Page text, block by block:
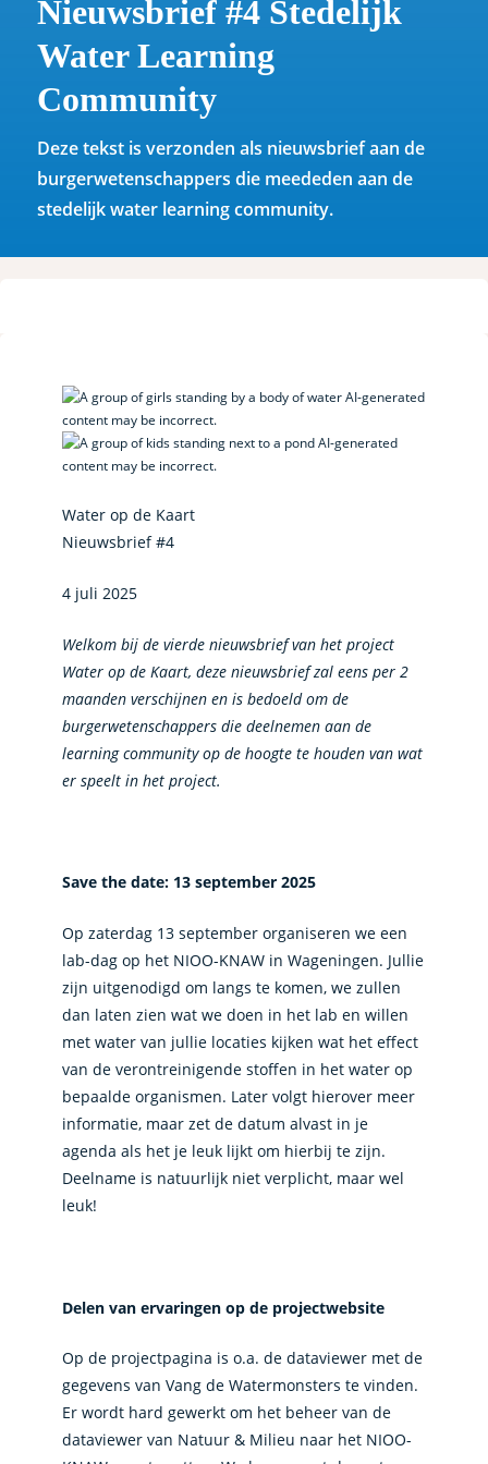
Nieuwsbrief #4 Stedelijk
Water Learning
Community
Deze tekst is verzonden als nieuwsbrief aan de
burgerwetenschappers die meededen aan de
stedelijk water learning community.
Water op de Kaart
Nieuwsbrief #4
4 juli 2025
Welkom bij de vierde nieuwsbrief van het project
Water op de Kaart, deze nieuwsbrief zal eens per 2
maanden verschijnen en is bedoeld om de
burgerwetenschappers die deelnemen aan de
learning community op de hoogte te houden van wat
er speelt in het project.
Save the date: 13 september 2025
Op zaterdag 13 september organiseren we een
lab-dag op het NIOO-KNAW in Wageningen. Jullie
zijn uitgenodigd om langs te komen, we zullen
dan laten zien wat we doen in het lab en willen
met water van jullie locaties kijken wat het effect
van de verontreinigende stoffen in het water op
bepaalde organismen. Later volgt hierover meer
informatie, maar zet de datum alvast in je
agenda als het je leuk lijkt om hierbij te zijn.
Deelname is natuurlijk niet verplicht, maar wel
leuk!
Delen van ervaringen op de projectwebsite
Op de projectpagina is o.a. de dataviewer met de
gegevens van Vang de Watermonsters te vinden.
Er wordt hard gewerkt om het beheer van de
dataviewer van Natuur & Milieu naar het NIOO-